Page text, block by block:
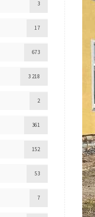
3
17
673
3 218
2
361
152
53
7